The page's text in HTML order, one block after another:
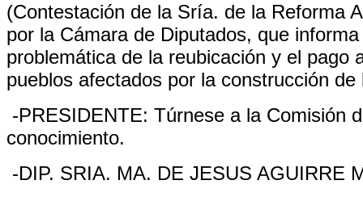
(Contestación de la Sría. de la Reforma
por la Cámara de Diputados, que
problemática de la reubicación y el pago
pueblos afectados por la construcción
-PRESIDENTE: Túrnese a la Comisión
conocimiento.
-DIP. SRIA. MA. DE JESUS AGUIRRE